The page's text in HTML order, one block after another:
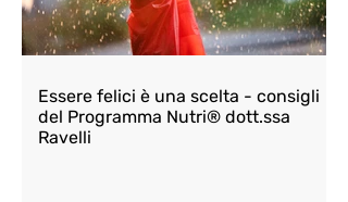
Essere felici è una scelta - consigli
del Programma Nutri® dott.ssa
Ravelli